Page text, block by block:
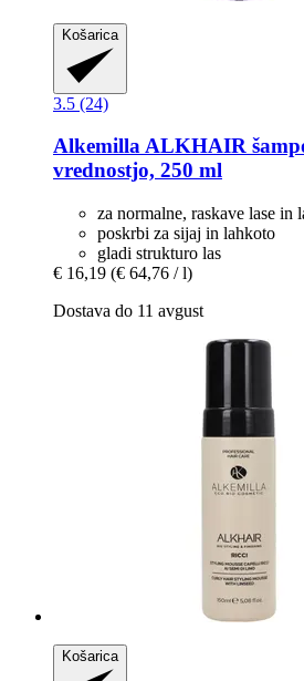
Košarica
3.5 (24)
AlkemillaALKHAIR
vrednostjo, 250 ml
za normalne, raskave lase in
poskrbi za sijaj in lahkoto
gladi strukturo las
€ 16,19 (€ 64,76 / l)
Dostava do 11 avgust
Košarica